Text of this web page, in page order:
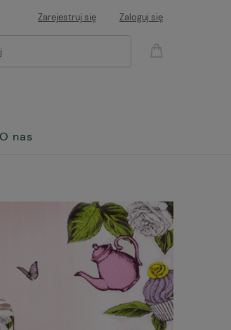
Zarejestruj się Zaloguj się
O nas